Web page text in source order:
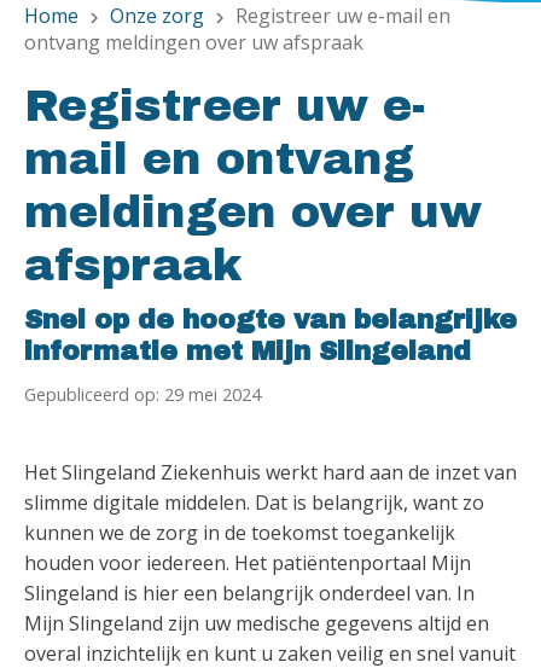
Home chevron_right Onze zorg chevron_right
Registreer uw e-mail en
ontvang meldingen over uw afspraak
Registreer uw e-
mail en ontvang
meldingen over uw
afspraak
Snel op de hoogte van belangrijke
informatie met Mijn Slingeland
Gepubliceerd op: 29 mei 2024
Het Slingeland Ziekenhuis werkt hard aan de inzet van
slimme digitale middelen. Dat is belangrijk, want zo
kunnen we de zorg in de toekomst toegankelijk
houden voor iedereen. Het patiëntenportaal Mijn
Slingeland is hier een belangrijk onderdeel van. In
Mijn Slingeland zijn uw medische gegevens altijd en
overal inzichtelijk en kunt u zaken veilig en snel vanuit